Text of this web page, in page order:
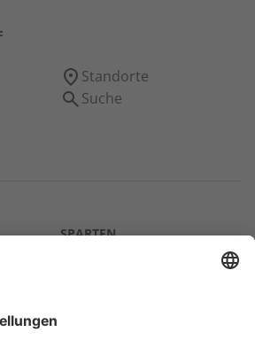
Standorte
Suche
SPARTEN